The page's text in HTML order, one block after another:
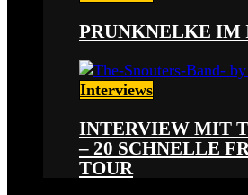
PRUNKNELKE IM
Interviews
INTERVIEW MIT
– 20 SCHNELLE
TOUR